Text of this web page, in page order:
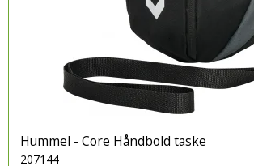
Hummel - Core Håndbold taske
207144